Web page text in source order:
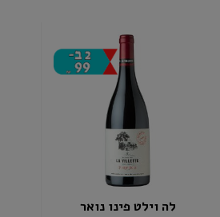
לה וילט פינו נואר